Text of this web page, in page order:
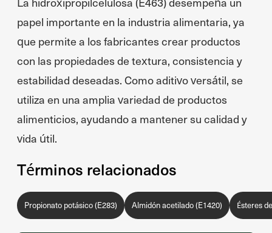
papel importante en la industria alimentaria, ya
que permite a los fabricantes crear productos
con las propiedades de textura, consistencia y
estabilidad deseadas. Como aditivo versátil, se
utiliza en una amplia variedad de productos
alimenticios, ayudando a mantener su calidad y
vida útil.
Términos relacionados
Propionato potásico (E283) Almidón acetilado (E1420) Ésteres